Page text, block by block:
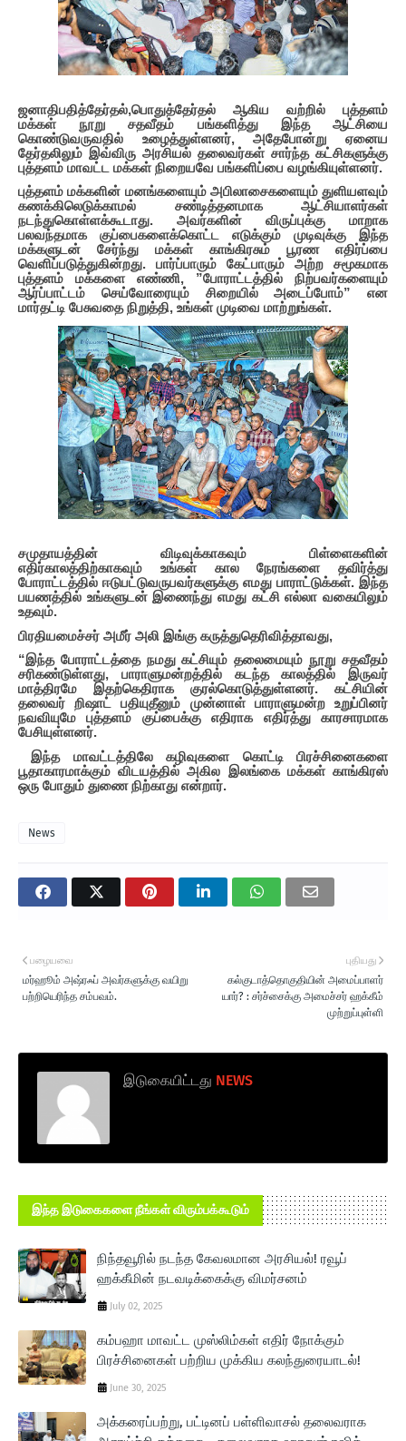
ஜனாதிபதித்தேர்தல்,பொதுத்தேர்தல் ஆகிய வற்றில் புத்தளம்
மக்கள் நூறு சதவீதம் பங்களித்து இந்த ஆட்சியை
கொண்டுவருவதில் உழைத்துள்ளனர், அதேபோன்று ஏனைய
தேர்தலிலும் இவ்விரு அரசியல் தலைவர்கள் சார்ந்த கட்சிகளுக்கு
புத்தளம் மாவட்ட மக்கள் நிறையவே பங்களிப்பை வழங்கியுள்ளனர்.
புத்தளம் மக்களின் மனங்களையும் அபிலாசைகளையும் துளியளவும்
கணக்கிலெடுக்காமல் சண்டித்தனமாக ஆட்சியாளர்கள்
நடந்துகொள்ளக்கூடாது. அவர்களின் விருப்புக்கு மாறாக
பலவந்தமாக குப்பைகளைக்கொட்ட எடுக்கும் முடிவுக்கு இந்த
மக்களுடன் சேர்ந்து மக்கள் காங்கிரசும் பூரண எதிர்ப்பை
வெளிப்படுத்துகின்றது. பார்ப்பாரும் கேட்பாரும் அற்ற சமூகமாக
புத்தளம் மக்களை எண்ணி, ”போராட்டத்தில் நிற்பவர்களையும்
ஆர்ப்பாட்டம் செய்வோரையும் சிறையில் அடைப்போம்” என
மார்தட்டி பேசுவதை நிறுத்தி, உங்கள் முடிவை மாற்றுங்கள்.
சமுதாயத்தின் விடிவுக்காகவும் பிள்ளைகளின்
எதிர்காலத்திற்காகவும் உங்கள் கால நேரங்களை தவிர்த்து
போராட்டத்தில் ஈடுபட்டுவருபவர்களுக்கு எமது பாராட்டுக்கள். இந்த
பயணத்தில் உங்களுடன் இணைந்து எமது கட்சி எல்லா வகையிலும்
உதவும்.
பிரதியமைச்சர் அமீர் அலி இங்கு கருத்துதெரிவித்தாவது,
“இந்த போராட்டத்தை நமது கட்சியும் தலைமையும் நூறு சதவீதம்
சரிகண்டுள்ளது, பாராளுமன்றத்தில் கடந்த காலத்தில் இருவர்
மாத்திரமே இதற்கெதிராக குரல்கொடுத்துள்ளனர். கட்சியின்
தலைவர் றிஷாட் பதியுதீனும் முன்னாள் பாராளுமன்ற உறுப்பினர்
நவவியுமே புத்தளம் குப்பைக்கு எதிராக எதிர்த்து காரசாரமாக
பேசியுள்ளனர்.
இந்த மாவட்டத்திலே கழிவுகளை கொட்டி பிரச்சினைகளை
பூதாகாரமாக்கும் விடயத்தில் அகில இலங்கை மக்கள் காங்கிரஸ்
ஒரு போதும் துணை நிற்காது என்றார்.
News
புதியது
கல்குடாத்தொகுதியின் அமைப்பாளர்
யார்? : சர்ச்சைக்கு அமைச்சர் ஹக்கீம்
முற்றுப்புள்ளி
பழையவை
மர்ஹூம் அஷ்ரஃப் அவர்களுக்கு வயிறு
பற்றியெரிந்த சம்பவம்.
இடுகையிட்டது NEWS
இந்த இடுகைகளை நீங்கள் விரும்பக்கூடும்
நிந்தவூரில் நடந்த கேவலமான அரசியல்! ரவூப்
ஹக்கீமின் நடவடிக்கைக்கு விமர்சனம்
July 02, 2025
கம்பஹா மாவட்ட முஸ்லிம்கள் எதிர் நோக்கும்
பிரச்சினைகள் பற்றிய முக்கிய கலந்துரையாடல்!
June 30, 2025
அக்கரைப்பற்று, பட்டினப் பள்ளிவாசல் தலைவராக